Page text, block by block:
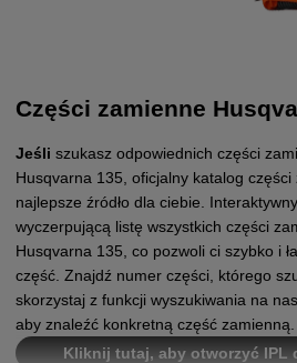
Części zamienne
Jeśli szukasz odpowiednich części
Husqvarna 135, oficjalny katalog
najlepsze źródło dla ciebie.
wyczerpującą listę wszystkich części
Husqvarna 135, co pozwoli ci szybko i
część. Znajdź numer części, którego
skorzystaj z funkcji wyszukiwania na
aby znaleźć konkretną część zamienną.
Kliknij tutaj, aby otworzyć IPL